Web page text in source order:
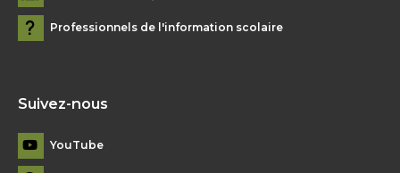
Professionnels de l'information scolaire
Suivez-nous
YouTube